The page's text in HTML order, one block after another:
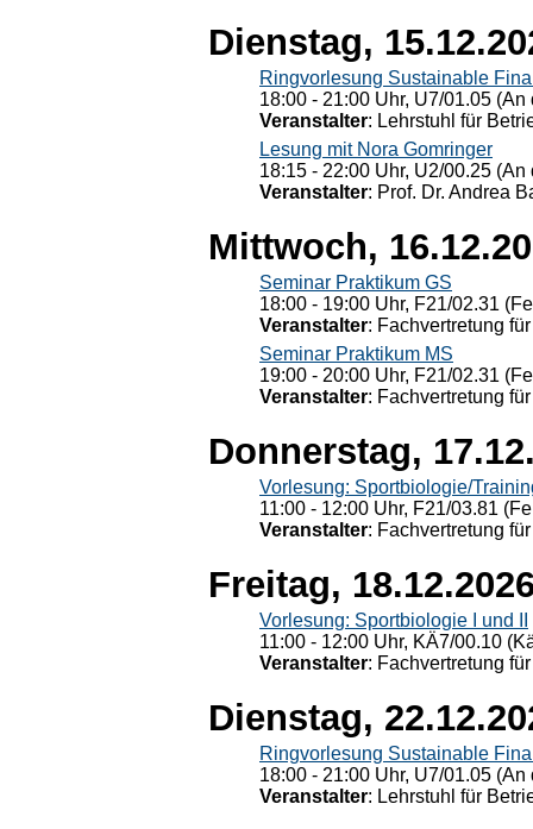
Dienstag,
Ringvorlesung Sustainable
18:00 - 21:00 Uhr, U7/01.05
Veranstalter: Lehrstuhl für
Lesung mit Nora Gomringer
18:15 - 22:00 Uhr, U2/00.25
Veranstalter: Prof. Dr. Andrea
Mittwoch,
Seminar Praktikum GS
18:00 - 19:00 Uhr, F21/02.31
Veranstalter: Fachvertretung
Seminar Praktikum MS
19:00 - 20:00 Uhr, F21/02.31
Veranstalter: Fachvertretung
Donnerstag,
Vorlesung: Sportbiologie/
11:00 - 12:00 Uhr, F21/03.81
Veranstalter: Fachvertretung
Freitag,
Vorlesung: Sportbiologie I und II
11:00 - 12:00 Uhr, KÄ7/00.10
Veranstalter: Fachvertretung
Dienstag,
Ringvorlesung Sustainable
18:00 - 21:00 Uhr, U7/01.05
Veranstalter: Lehrstuhl für